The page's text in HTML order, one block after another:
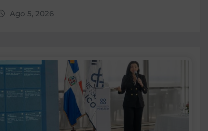
Ago 5, 2026